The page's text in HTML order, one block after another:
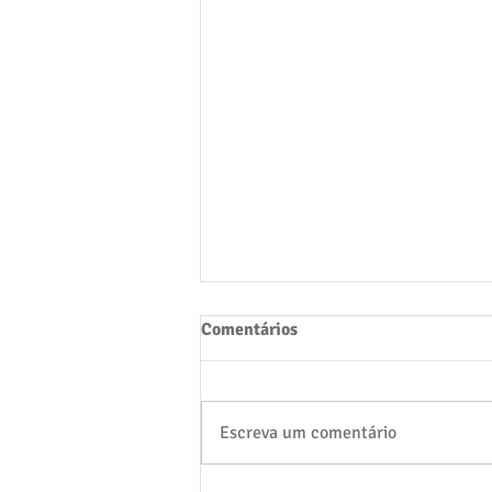
Comentários
Escreva um comentário